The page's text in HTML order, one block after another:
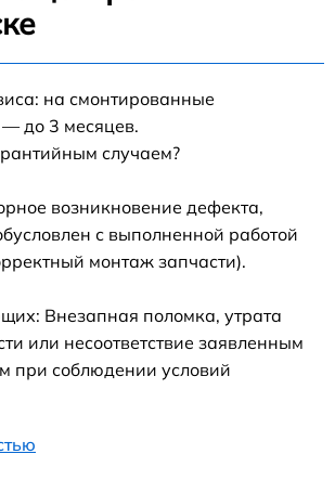
на смонтированные
до 3 месяцев.
случаем?
возникновение дефекта,
с выполненной работой
монтаж запчасти).
Внезапная поломка, утрата
или несоответствие заявленным
при соблюдении условий